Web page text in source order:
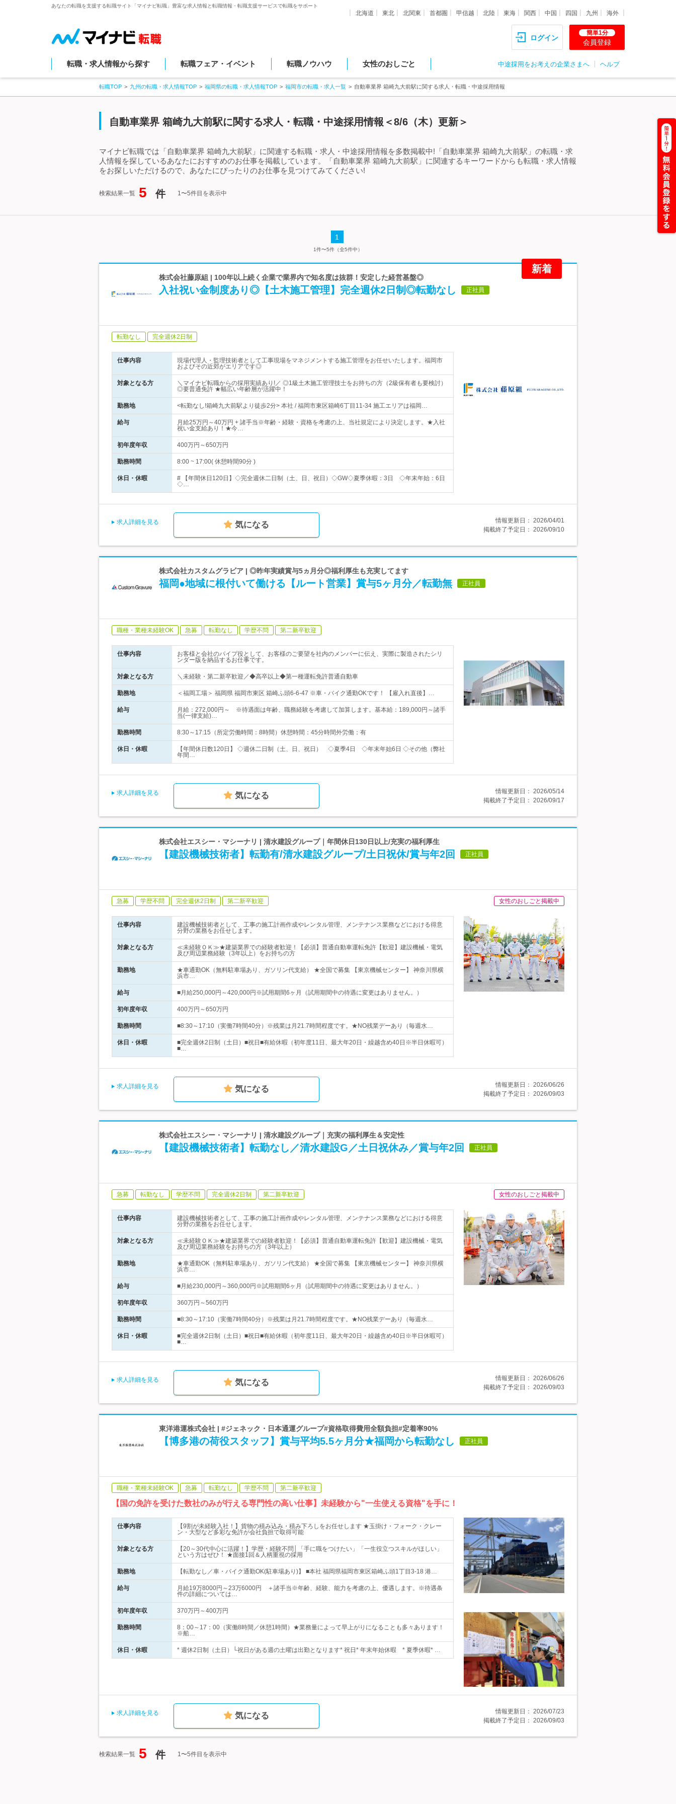
あなたの転職を支援する転職サイト「マイナビ転職」豊富な求人情報と転職情報・転職支援サービスで転職をサポート
北海道 東北 北関東 首都圏 甲信越 北陸 東海 関西 中国 四国 九州 海外
ログイン
簡単1分
会員登録
転職・求人情報から探す 転職フェア・イベント 転職ノウハウ 女性のおしごと 中途採用をお考えの企業さまへ ヘルプ
転職TOP 九州の転職・求人情報TOP 福岡県の転職・求人情報TOP 福岡市の転職・求人一覧 自動車業界 箱崎九大前駅に関する求人・転職・中途採用情報
自動車業界 箱崎九大前駅に関する求人・転職・中途採用情報＜8/6（木）更新＞
マイナビ転職では「自動車業界 箱崎九大前駅」に関連する転職・求人・中途採用情報を多数掲載中!「自動車業界 箱崎九大前駅」の転職・求
人情報を探しているあなたにおすすめのお仕事を掲載しています。「自動車業界 箱崎九大前駅」に関連するキーワードからも転職・求人情報
をお探しいただけるので、あなたにぴったりのお仕事を見つけてみてください!
検索結果一覧 5 件 1〜5件目を表示中
1
1件〜5件（全5件中）
新着
株式会社藤原組 | 100年以上続く企業で業界内で知名度は抜群！安定した経営基盤◎
入社祝い金制度あり◎【土木施工管理】完全週休2日制◎転勤なし 正社員
転勤なし 完全週休2日制
仕事内容
現場代理人・監理技術者として工事現場をマネジメントする施工管理をお任せいたします。福岡市
およびその近郊がエリアです◎
対象となる方
＼マイナビ転職からの採用実績あり!／ ◎1級土木施工管理技士をお持ちの方（2級保有者も要検討）
◎要普通免許 ★幅広い年齢層が活躍中！
勤務地 <転勤なし!箱崎九大前駅より徒歩2分> 本社 / 福岡市東区箱崎6丁目11-34 施工エリアは福岡…
給与
月給25万円～40万円 + 諸手当※年齢・経験・資格を考慮の上、当社規定により決定します。★入社
祝い金支給あり！★今…
初年度年収 400万円～650万円
勤務時間 8:00 ~ 17:00( 休憩時間90分 )
休日・休暇
# 【年間休日120日】◇完全週休二日制（土、日、祝日）◇GW◇夏季休暇：3日 ◇年末年始：6日
◇…
求人詳細を見る 気になる 情報更新日： 2026/04/01
掲載終了予定日： 2026/09/10
株式会社カスタムグラビア | ◎昨年実績賞与5ヵ月分◎福利厚生も充実してます
福岡●地域に根付いて働ける【ルート営業】賞与5ヶ月分／転勤無 正社員
職種・業種未経験OK 急募 転勤なし 学歴不問 第二新卒歓迎
仕事内容
お客様と会社のパイプ役として、お客様のご要望を社内のメンバーに伝え、実際に製造されたシリ
ンダー版を納品するお仕事です。
対象となる方 ＼未経験・第二新卒歓迎／◆高卒以上◆第一種運転免許普通自動車
勤務地 ＜福岡工場＞ 福岡県 福岡市東区 箱崎ふ頭6-6-47 ※車・バイク通勤OKです！ 【雇入れ直後】…
給与
月給：272,000円～ ※待遇面は年齢、職務経験を考慮して加算します。基本給：189,000円～諸手
当(一律支給)…
勤務時間 8:30～17:15（所定労働時間：8時間）休憩時間：45分時間外労働：有
休日・休暇
【年間休日数120日】 ◇週休二日制（土、日、祝日） ◇夏季4日 ◇年末年始6日 ◇その他（弊社
年間…
求人詳細を見る 気になる 情報更新日： 2026/05/14
掲載終了予定日： 2026/09/17
株式会社エスシー・マシーナリ | 清水建設グループ｜年間休日130日以上/充実の福利厚生
【建設機械技術者】転勤有/清水建設グループ/土日祝休/賞与年2回 正社員
急募 学歴不問 完全週休2日制 第二新卒歓迎 女性のおしごと掲載中
仕事内容
建設機械技術者として、工事の施工計画作成やレンタル管理、メンテナンス業務などにおける得意
分野の業務をお任せします。
対象となる方
≪未経験ＯＫ≫★建築業界での経験者歓迎！【必須】普通自動車運転免許【歓迎】建設機械・電気
及び周辺業務経験（3年以上）をお持ちの方
勤務地
★車通勤OK（無料駐車場あり、ガソリン代支給） ★全国で募集 【東京機械センター】 神奈川県横
浜市…
給与 ■月給250,000円～420,000円※試用期間6ヶ月（試用期間中の待遇に変更はありません。）
初年度年収 400万円～650万円
勤務時間 ■8:30～17:10（実働7時間40分）※残業は月21.7時間程度です。★NO残業デーあり（毎週水…
休日・休暇
■完全週休2日制（土日）■祝日■有給休暇（初年度11日、最大年20日・繰越含め40日※半日休暇可）
■…
求人詳細を見る 気になる 情報更新日： 2026/06/26
掲載終了予定日： 2026/09/03
株式会社エスシー・マシーナリ | 清水建設グループ｜充実の福利厚生＆安定性
【建設機械技術者】転勤なし／清水建設G／土日祝休み／賞与年2回 正社員
急募 転勤なし 学歴不問 完全週休2日制 第二新卒歓迎 女性のおしごと掲載中
仕事内容
建設機械技術者として、工事の施工計画作成やレンタル管理、メンテナンス業務などにおける得意
分野の業務をお任せします。
対象となる方
≪未経験ＯＫ≫★建築業界での経験者歓迎！【必須】普通自動車運転免許【歓迎】建設機械・電気
及び周辺業務経験をお持ちの方（3年以上）
勤務地
★車通勤OK（無料駐車場あり、ガソリン代支給） ★全国で募集 【東京機械センター】 神奈川県横
浜市…
給与 ■月給230,000円～360,000円※試用期間6ヶ月（試用期間中の待遇に変更はありません。）
初年度年収 360万円～560万円
勤務時間 ■8:30～17:10（実働7時間40分）※残業は月21.7時間程度です。★NO残業デーあり（毎週水…
休日・休暇
■完全週休2日制（土日）■祝日■有給休暇（初年度11日、最大年20日・繰越含め40日※半日休暇可）
■…
求人詳細を見る 気になる 情報更新日： 2026/06/26
掲載終了予定日： 2026/09/03
東洋港運株式会社 | #ジェネック・日本通運グループ#資格取得費用全額負担#定着率90%
【博多港の荷役スタッフ】賞与平均5.5ヶ月分★福岡から転勤なし 正社員
職種・業種未経験OK 急募 転勤なし 学歴不問 第二新卒歓迎
【国の免許を受けた数社のみが行える専門性の高い仕事】未経験から"一生使える資格"を手に！
仕事内容
【9割が未経験入社！】貨物の積み込み・積み下ろしをお任せします ★玉掛け・フォーク・クレー
ン・大型など多彩な免許が会社負担で取得可能
対象となる方
【20～30代中心に活躍！】学歴・経験不問│「手に職をつけたい」「一生役立つスキルがほしい」
という方はぜひ！ ★面接1回＆人柄重視の採用
勤務地 【転勤なし／車・バイク通勤OK(駐車場あり)】 ■本社 福岡県福岡市東区箱崎ふ頭1丁目3-18 港…
給与
月給19万8000円～23万6000円 ＋諸手当※年齢、経験、能力を考慮の上、優遇します。※待遇条
件の詳細については…
初年度年収 370万円～400万円
勤務時間
8：00～17：00（実働8時間／休憩1時間）★業務量によって早上がりになることも多々あります！
※船…
休日・休暇 * 週休2日制（土日）└祝日がある週の土曜は出勤となります* 祝日* 年末年始休暇 * 夏季休暇* …
求人詳細を見る 気になる 情報更新日： 2026/07/23
掲載終了予定日： 2026/09/03
検索結果一覧 5 件 1〜5件目を表示中